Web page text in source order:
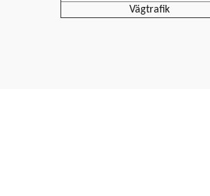
Vägtrafik